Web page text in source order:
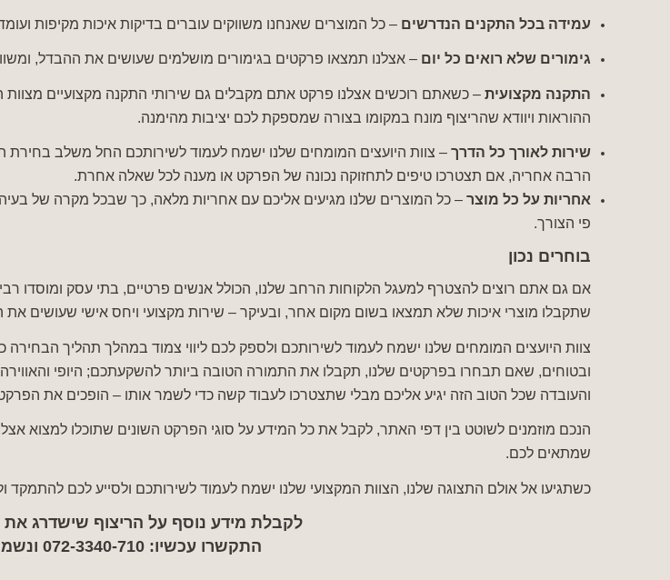
עמידה בכל התקנים הנדרשים – כל המוצרים שאנחנו משווקים עוברים בדיקות איכות מקיפות
גימורים שלא רואים כל יום – אצלנו תמצאו פרקטים בגימורים מושלמים שעושים את ההבדל,
התקנה מקצועית – כשאתם רוכשים אצלנו פרקט אתם מקבלים גם שירותי התקנה מקצועיים מצוות
ההוראות ויוודא שהריצוף מונח במקומו בצורה שמספקת לכם יציבות מהימנה.
שירות לאורך כל הדרך – צוות היועצים המומחים שלנו ישמח לעמוד לשירותכם החל משלב
הרבה אחריה, אם תצטרכו טיפים לתחזוקה נכונה של הפרקט או מענה לכל שאלה אחרת.
אחריות על כל מוצר – כל המוצרים שלנו מגיעים אליכם עם אחריות מלאה, כך שבכל מקרה של בעיה,
פי הצורך.
בוחרים נכון
אם גם אתם רוצים להצטרף למעגל הלקוחות הרחב שלנו, הכולל אנשים פרטיים, בתי עסק ומוסדו
שתקבלו מוצרי איכות שלא תמצאו בשום מקום אחר, ובעיקר – שירות מקצועי ויחס אישי שעושים את
צוות היועצים המומחים שלנו ישמח לעמוד לשירותכם ולספק לכם ליווי צמוד במהלך תהליך
ובטוחים, שאם תבחרו בפרקטים שלנו, תקבלו את התמורה הטובה ביותר להשקעתכם; היופי
והעובדה שכל הטוב הזה יגיע אליכם מבלי שתצטרכו לעבוד קשה כדי לשמר אותו – הופכים את
הנכם מוזמנים לשוטט בין דפי האתר, לקבל את כל המידע על סוגי הפרקט השונים שתוכלו למצוא
שמתאים לכם.
כשתגיעו אל אולם התצוגה שלנו, הצוות המקצועי שלנו ישמח לעמוד לשירותכם ולסייע לכם
לקבלת מידע נוסף על הריצוף שישדרג
התקשרו עכשיו:072-3340-710